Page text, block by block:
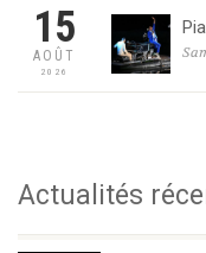
15
AOÛT
2026
Actualités